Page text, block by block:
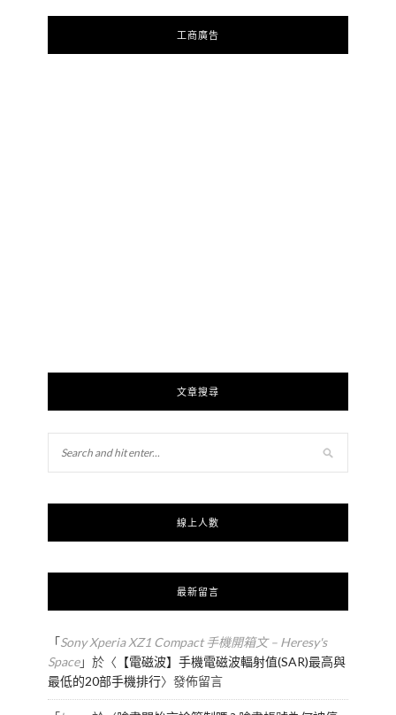
工商廣告
文章搜尋
線上人數
最新留言
「Sony Xperia XZ1 Compact 手機開箱文 – Heresy's
Space」於〈 【電磁波】手機電磁波輻射值(SAR)最高與
最低的20部手機排行〉發佈留言